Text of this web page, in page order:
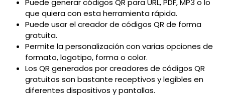
que quiera con esta herramienta rápida.
Puede usar el creador de códigos QR de forma
gratuita.
Permite la personalización con varias opciones de
formato, logotipo, forma o color.
Los QR generados por creadores de códigos QR
gratuitos son bastante receptivos y legibles en
diferentes dispositivos y pantallas.